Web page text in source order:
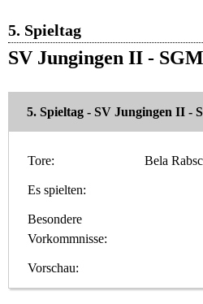
5. Spieltag
SV Jungingen II -
5. Spieltag - SV Jungingen II -
Tore: Bela
Es spielten:
Besondere
Vorkommnisse:
Vorschau: